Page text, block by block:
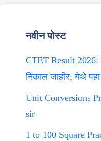
नवीन पोस्ट
CTET Result 2026:
निकाल जाहीर; येथे
Unit Conversions
sir
1 to 100 Square